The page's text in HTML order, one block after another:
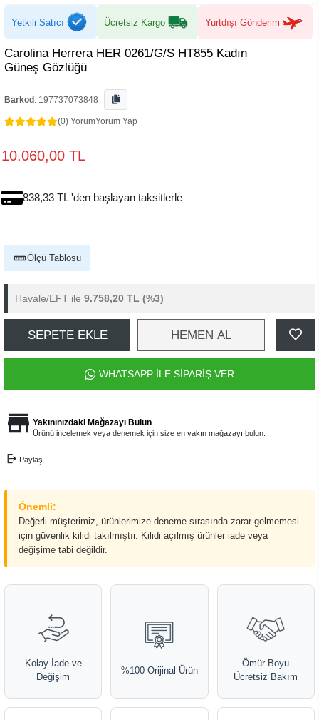
Yetkili Satıcı Ücretsiz Kargo Yurtdışı Gönderim
Carolina Herrera HER 0261/G/S HT855 Kadın
Güneş Gözlüğü
Barkod : 197737073848
(0) YorumYorum Yap
10.060,00 TL
838,33 TL 'den başlayan taksitlerle
Ölçü Tablosu
Havale/EFT ile 9.758,20 TL (%3)
SEPETE EKLE HEMEN AL
WHATSAPP İLE SİPARİŞ VER
Yakınınızdaki Mağazayı Bulun
Ürünü incelemek veya denemek için size en yakın mağazayı bulun.
Paylaş
Önemli:
Değerli müşterimiz, ürünlerimize deneme sırasında zarar gelmemesi
için güvenlik kilidi takılmıştır. Kilidi açılmış ürünler iade veya
değişime tabi değildir.
Kolay İade ve
Değişim
%100 Orijinal Ürün
Ömür Boyu
Ücretsiz Bakım